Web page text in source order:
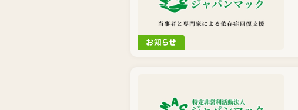
お知らせ